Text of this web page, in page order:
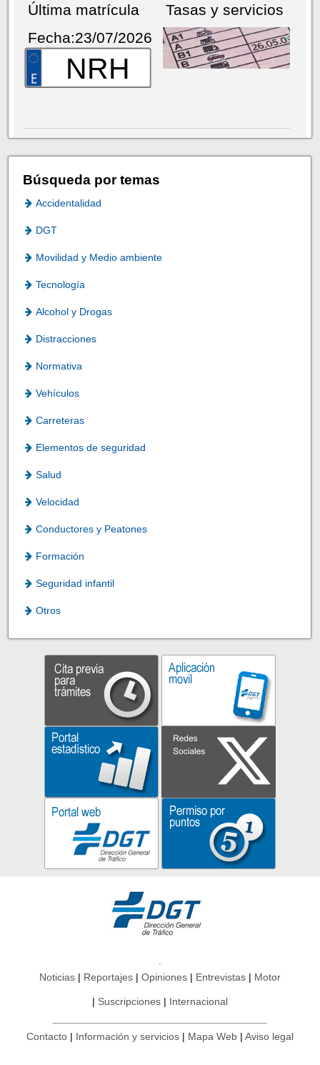
Última matrícula
Fecha:23/07/2026
NRH
Tasas y servicios
Búsqueda por temas
Accidentalidad
DGT
Movilidad y Medio ambiente
Tecnología
Alcohol y Drogas
Distracciones
Normativa
Vehículos
Carreteras
Elementos de seguridad
Salud
Velocidad
Conductores y Peatones
Formación
Seguridad infantil
Otros
Noticias Reportajes Opiniones Entrevistas Motor
Suscripciones Internacional
Contacto Información y servicios Mapa Web Aviso legal